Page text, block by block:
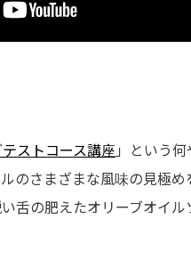
ストコース講座 」という
のさまざまな風味の見極
舌の肥えたオリーブオイ